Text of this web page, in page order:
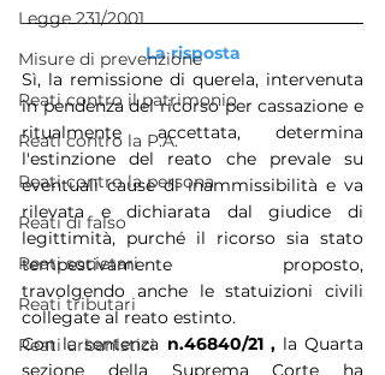
Legge 231/2001
Misure di prevenzione
Reati contro il patrimonio
Reati contro la P.A.
Reati contro la persona
Reati di falso
Reati societari
Reati tributari
Reati urbanistici
La risposta
Sì, la remissione di querela, intervenuta
in pendenza del ricorso per cassazione e
ritualmente accettata, determina
l'estinzione del reato che prevale su
eventuali cause di inammissibilità e va
rilevata e dichiarata dal giudice di
legittimità, purché il ricorso sia stato
tempestivamente proposto,
travolgendo anche le statuizioni civili
collegate al reato estinto.
Con la sentenza n.46840/21 , la Quarta
sezione della Suprema Corte ha